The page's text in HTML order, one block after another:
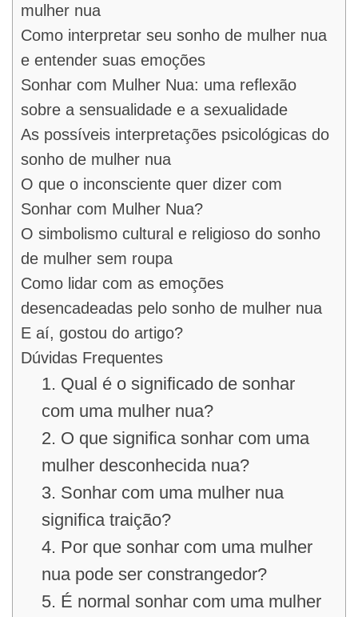
mulher nua
Como interpretar seu sonho de mulher nua
e entender suas emoções
Sonhar com Mulher Nua: uma reflexão
sobre a sensualidade e a sexualidade
As possíveis interpretações psicológicas do
sonho de mulher nua
O que o inconsciente quer dizer com
Sonhar com Mulher Nua?
O simbolismo cultural e religioso do sonho
de mulher sem roupa
Como lidar com as emoções
desencadeadas pelo sonho de mulher nua
E aí, gostou do artigo?
Dúvidas Frequentes
1. Qual é o significado de sonhar
com uma mulher nua?
2. O que significa sonhar com uma
mulher desconhecida nua?
3. Sonhar com uma mulher nua
significa traição?
4. Por que sonhar com uma mulher
nua pode ser constrangedor?
5. É normal sonhar com uma mulher